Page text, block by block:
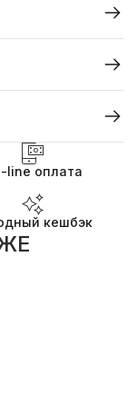
line оплата
кешбэк